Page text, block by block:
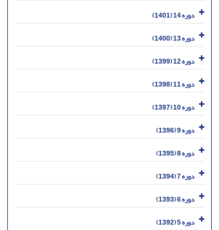
دوره 14 (1401)
دوره 13 (1400)
دوره 12 (1399)
دوره 11 (1398)
دوره 10 (1397)
دوره 9 (1396)
دوره 8 (1395)
دوره 7 (1394)
دوره 6 (1393)
دوره 5 (1392)